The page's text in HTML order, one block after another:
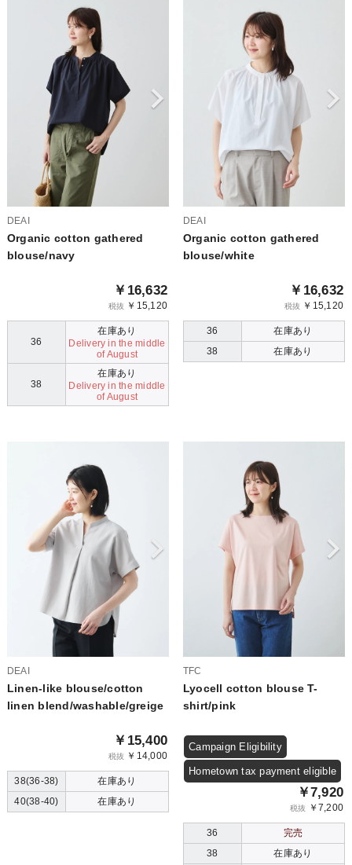
DEAI
Organic cotton gathered
blouse/navy
￥16,632
税抜 ￥15,120
36
在庫あり
Delivery in the middle
of August
38
在庫あり
Delivery in the middle
of August
DEAI
Organic cotton gathered
blouse/white
￥16,632
税抜 ￥15,120
36
在庫あり
38
在庫あり
DEAI
Linen-like blouse/cotton
linen blend/washable/greige
￥15,400
税抜 ￥14,000
38(36-38)
在庫あり
40(38-40)
在庫あり
TFC
Lyocell cotton blouse T-
shirt/pink
Campaign Eligibility
Hometown tax payment eligible
￥7,920
税抜 ￥7,200
36
完売
38
在庫あり